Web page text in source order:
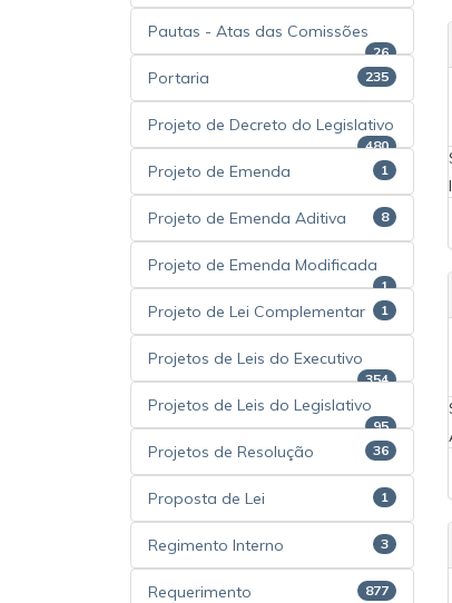
Pautas - Atas das Comissões
26
Portaria 235
Projeto de Decreto do Legislativo
480
Projeto de Emenda 1
Projeto de Emenda Aditiva 8
Projeto de Emenda Modificada
1
Projeto de Lei Complementar 1
Projetos de Leis do Executivo
354
Projetos de Leis do Legislativo
95
Projetos de Resolução 36
Proposta de Lei 1
Regimento Interno 3
Requerimento 877